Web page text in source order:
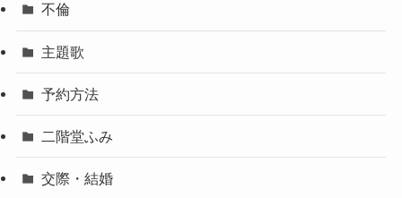
不倫
主題歌
予約方法
二階堂ふみ
交際・結婚